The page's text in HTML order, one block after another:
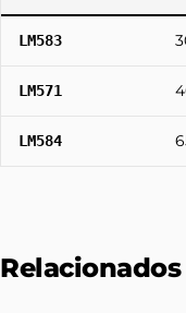
LM583
LM571
LM584